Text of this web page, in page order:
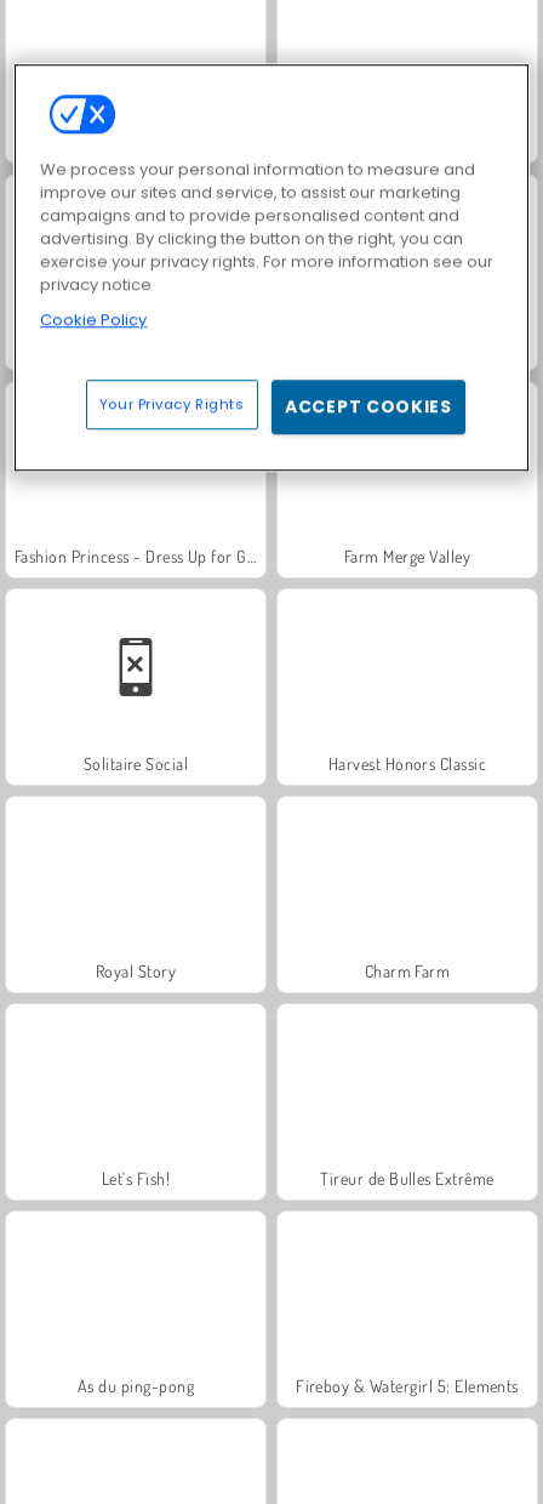
Trollface Quest: USA 2
Farm Merge Valley
Solitaire Social Harvest Honors Classic
Royal Story Charm Farm
Let's Fish! Tireur de Bulles Extrême
As du ping-pong Fireboy & Watergirl 5: Elements
We process your personal information to measure and
improve our sites and service, to assist our marketing
campaigns and to provide personalised content and
advertising. By clicking the button on the right, you can
exercise your privacy rights. For more information see our
privacy notice
Cookie Policy
Your Privacy Rights ACCEPT COOKIES